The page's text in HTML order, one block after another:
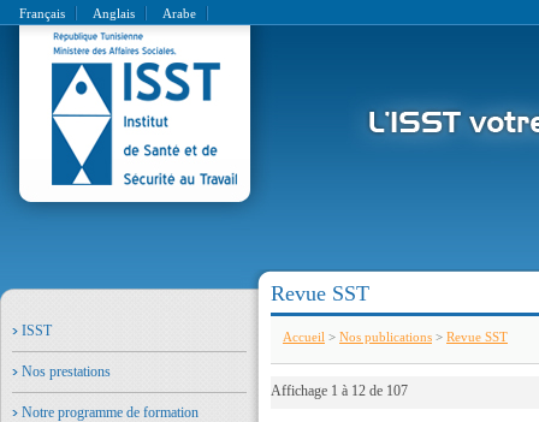
Français Anglais Arabe
ISST
Nos prestations
Notre programme de formation
Revue SST
Accueil > Nos publications > Revue SST
Affichage 1 à 12 de 107